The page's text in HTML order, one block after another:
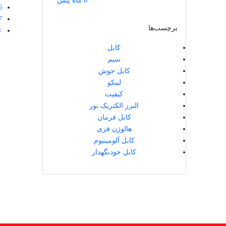
برچسب‌ها
کابل
سیم
کابل جوش
لینکو
کیفیت
البرز الکتریک نور
کابل فرمان
هالوژن فری
کابل آلومینیوم
کابل خودنگهدار